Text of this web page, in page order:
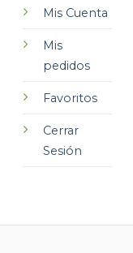
Mis Cuenta
Mis
pedidos
Favoritos
Cerrar
Sesión